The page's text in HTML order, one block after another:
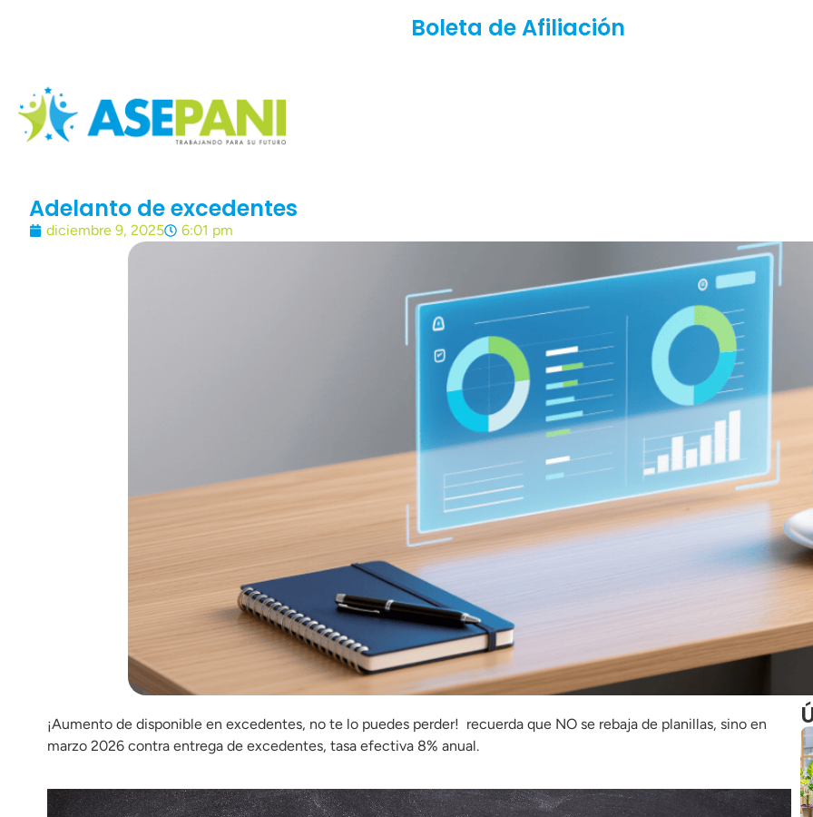
Boleta de CréditoDescargue Aquí
Adelanto de excedentes
diciembre 9, 2025 6:01 pm
¡Aumento de disponible en excedentes, no te lo puedes perder! recuerda que NO se rebaja de planillas, sino en
marzo 2026 contra entrega de excedentes, tasa efectiva 8% anual.